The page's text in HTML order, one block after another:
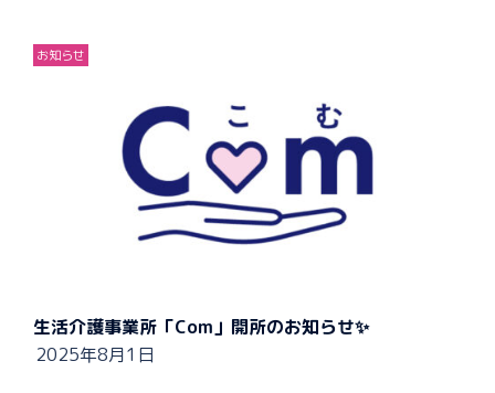
生活介護事業所「Com」開所のお知らせ✨
2025年8月1日
お知らせ